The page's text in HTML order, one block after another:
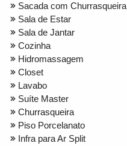
Sacada com Churrasqueira
Sala de Estar
Sala de Jantar
Cozinha
Hidromassagem
Closet
Lavabo
Suíte Master
Churrasqueira
Piso Porcelanato
Infra para Ar Split